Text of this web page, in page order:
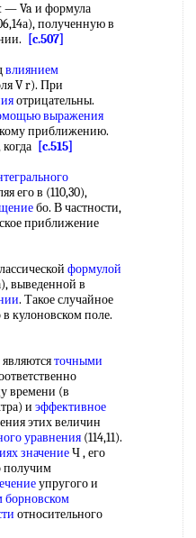
— Va и формула
полученную в
[c.507]
влиянием
V r). При
отрицательны.
выражения
приближению.
[c.515]
его в (110,30),
бо. В частности,
приближение
формулой
выведенной в
. Такое случайное
кулоновском поле.
точными
времени (в
и эффективное
этих величин
уравнения (114,11).
значениеЧ , его
получим
упругого и
борновском
относительного